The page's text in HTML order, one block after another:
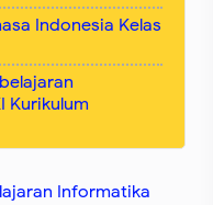
Indonesia Kelas
Kurikulum
Informatika